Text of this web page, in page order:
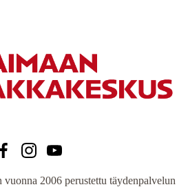
vuonna 2006 perustettu täydenpalvelun